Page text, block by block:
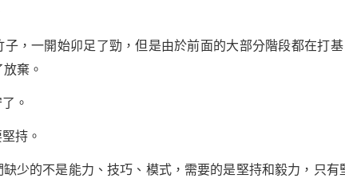
一開始卯足了勁，但是由於前面的大部分階段都在打基
棄。
。
持。
的不是能力、技巧、模式，需要的是堅持和毅力，只有